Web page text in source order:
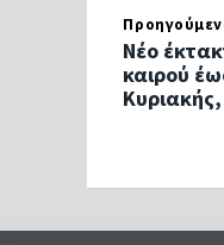
Νέο
καιρού